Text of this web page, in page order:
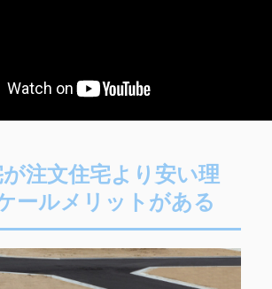
注文住宅より安い理
ールメリットがある